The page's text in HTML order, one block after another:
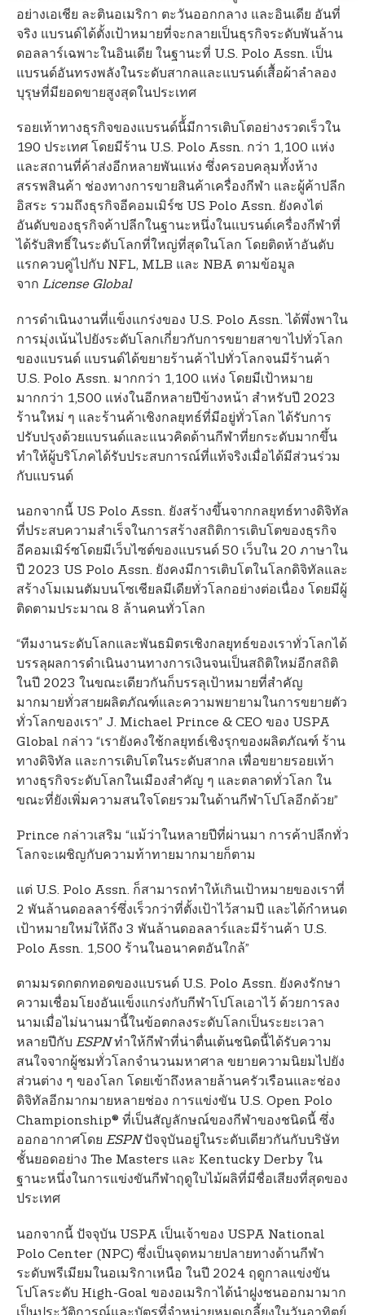
อย่างเอเชีย ละตินอเมริกา ตะวันออกกลาง และอินเดีย อันที่
จริง แบรนด์ได้ตั้งเป้าหมายที่จะกลายเป็นธุรกิจระดับพันล้าน
ดอลลาร์เฉพาะในอินเดีย ในฐานะที่ U.S. Polo Assn. เป็น
แบรนด์อันทรงพลังในระดับสากลและแบรนด์เสื้อผ้าลำลอง
บุรุษที่มียอดขายสูงสุดในประเทศ
รอยเท้าทางธุรกิจของแบรนด์นี้้มีการเติบโตอย่างรวดเร็วใน
190 ประเทศ โดยมีร้าน U.S. Polo Assn. กว่า 1,100 แห่ง
และสถานที่ค้าส่งอีกหลายพันแห่ง ซึ่งครอบคลุมทั้งห้าง
สรรพสินค้า ช่องทางการขายสินค้าเครื่องกีฬา และผู้ค้าปลีก
อิสระ รวมถึงธุรกิจอีคอมเมิร์ซ US Polo Assn. ยังคงไต่
อันดับของธุรกิจค้าปลีกในฐานะหนึ่งในแบรนด์เครื่องกีฬาที่
ได้รับสิทธิ์ในระดับโลกที่ใหญ่ที่สุดในโลก โดยติดห้าอันดับ
แรกควบคู่ไปกับ NFL, MLB และ NBA ตามข้อมูล
จาก License Global
การดำเนินงานที่แข็งแกร่งของ U.S. Polo Assn. ได้พึ่งพาใน
การมุ่งเน้นไปยังระดับโลกเกี่ยวกับการขยายสาขาไปทั่วโลก
ของแบรนด์ แบรนด์ได้ขยายร้านค้าไปทั่วโลกจนมีร้านค้า
U.S. Polo Assn. มากกว่า 1,100 แห่ง โดยมีเป้าหมาย
มากกว่า 1,500 แห่งในอีกหลายปีข้างหน้า สำหรับปี 2023
ร้านใหม่ ๆ และร้านค้าเชิงกลยุทธ์ที่มีอยู่ทั่วโลก ได้รับการ
ปรับปรุงด้วยแบรนด์และแนวคิดด้านกีฬาที่ยกระดับมากขึ้น
ทำให้ผู้บริโภคได้รับประสบการณ์ที่แท้จริงเมื่อได้มีส่วนร่วม
กับแบรนด์
นอกจากนี้ US Polo Assn. ยังสร้างขึ้นจากกลยุทธ์ทางดิจิทัล
ที่ประสบความสำเร็จในการสร้างสถิติการเติบโตของธุรกิจ
อีคอมเมิร์ซโดยมีเว็บไซต์ของแบรนด์ 50 เว็บใน 20 ภาษาใน
ปี 2023 US Polo Assn. ยังคงมีการเติบโตในโลกดิจิทัลและ
สร้างโมเมนตัมบนโซเชียลมีเดียทั่วโลกอย่างต่อเนื่อง โดยมีผู้
ติดตามประมาณ 8 ล้านคนทั่วโลก
“ทีมงานระดับโลกและพันธมิตรเชิงกลยุทธ์ของเราทั่วโลกได้
บรรลุผลการดำเนินงานทางการเงินจนเป็นสถิติใหม่อีกสถิติ
ในปี 2023 ในขณะเดียวกันก็บรรลุเป้าหมายที่สำคัญ
มากมายทั่วสายผลิตภัณฑ์และความพยายามในการขยายตัว
ทั่วโลกของเรา” J. Michael Prince & CEO ของ USPA
Global กล่าว “เรายังคงใช้กลยุทธ์เชิงรุกของผลิตภัณฑ์ ร้าน
ทางดิจิทัล และการเติบโตในระดับสากล เพื่อขยายรอยเท้า
ทางธุรกิจระดับโลกในเมืองสำคัญ ๆ และตลาดทั่วโลก ใน
ขณะที่ยังเพิ่มความสนใจโดยรวมในด้านกีฬาโปโลอีกด้วย”
Prince กล่าวเสริม “แม้ว่าในหลายปีที่ผ่านมา การค้าปลีกทั่ว
โลกจะเผชิญกับความท้าทายมากมายก็ตาม
แต่ U.S. Polo Assn. ก็สามารถทำให้เกินเป้าหมายของเราที่
2 พันล้านดอลลาร์ซึ่งเร็วกว่าที่ตั้งเป้าไว้สามปี และได้กำหนด
เป้าหมายใหม่ให้ถึง 3 พันล้านดอลลาร์และมีร้านค้า U.S.
Polo Assn. 1,500 ร้านในอนาคตอันใกล้”
ตามมรดกตกทอดของแบรนด์ U.S. Polo Assn. ยังคงรักษา
ความเชื่อมโยงอันแข็งแกร่งกับกีฬาโปโลเอาไว้ ด้วยการลง
นามเมื่อไม่นานมานี้ในข้อตกลงระดับโลกเป็นระยะเวลา
หลายปีกับ ESPNทำให้กีฬาที่น่าตื่นเต้นชนิดนี้ได้รับความ
สนใจจากผู้ชมทั่วโลกจำนวนมหาศาล ขยายความนิยมไปยัง
ส่วนต่าง ๆ ของโลก โดยเข้าถึงหลายล้านครัวเรือนและช่อง
ดิจิทัลอีกมากมายหลายช่อง การแข่งขัน U.S. Open Polo
Championship® ที่เป็นสัญลักษณ์ของกีฬาของชนิดนี้ ซึ่ง
ออกอากาศโดย ESPNปัจจุบันอยู่ในระดับเดียวกันกับบริษัท
ชั้นยอดอย่าง The Masters และ Kentucky Derby ใน
ฐานะหนึ่งในการแข่งขันกีฬาฤดูใบไม้ผลิที่มีชื่อเสียงที่สุดของ
ประเทศ
นอกจากนี้ ปัจจุบัน USPA เป็นเจ้าของ USPA National
Polo Center (NPC) ซึ่งเป็นจุดหมายปลายทางด้านกีฬา
ระดับพรีเมียมในอเมริกาเหนือ ในปี 2024 ฤดูกาลแข่งขัน
โปโลระดับ High-Goal ของอเมริกาได้นำฝูงชนออกมามาก